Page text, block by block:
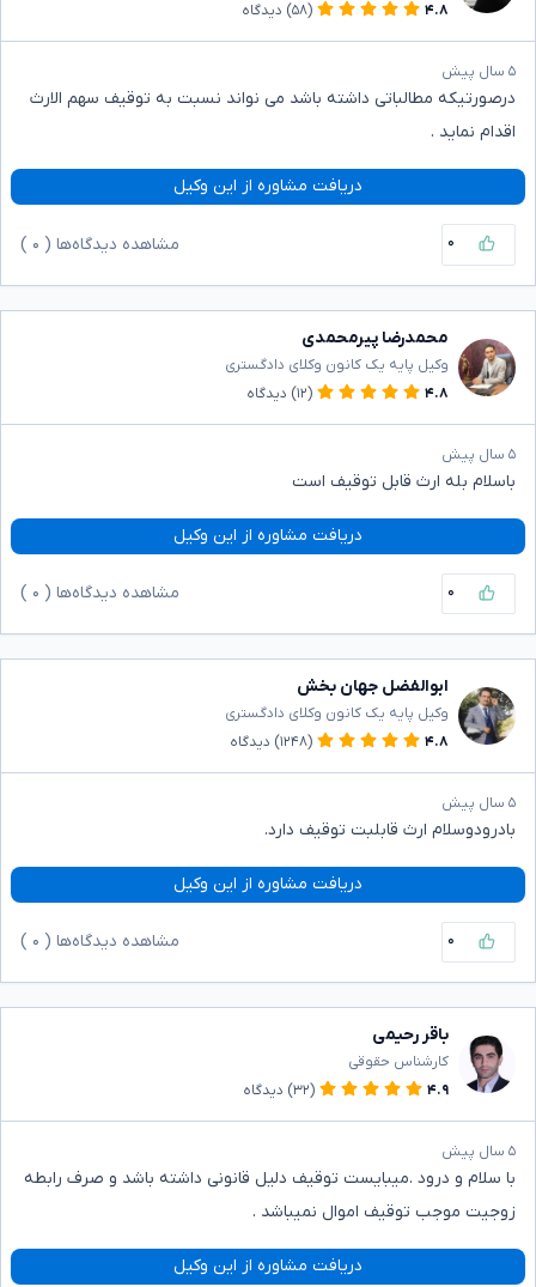
۴.۸
(۵۸) دیدگاه
۵ سال پیش
درصورتیکه مطالباتی داشته باشد می نواند نسبت به توقیف سهم الارث
اقدام نماید .
دریافت مشاوره از این وکیل
۰ مشاهده دیدگاه‌ها ( ۰
محمدرضا پیرمحمدی
وکیل پایه یک کانون وکلای دادگستری
۴.۸
(۱۲) دیدگاه
۵ سال پیش
باسلام بله ارث قابل توقیف است
دریافت مشاوره از این وکیل
۰ مشاهده دیدگاه‌ها ( ۰
ابوالفضل جهان بخش
وکیل پایه یک کانون وکلای دادگستری
۴.۸
(۱۲۴۸) دیدگاه
۵ سال پیش
بادرودوسلام ارث قابلبت توقیف دارد.
دریافت مشاوره از این وکیل
۰ مشاهده دیدگاه‌ها ( ۰
باقر رحیمی
کارشناس حقوقی
۴.۹
(۳۲) دیدگاه
۵ سال پیش
با سلام و درود .میبایست توقیف دلیل قانونی داشته باشد و صرف رابطه
زوجیت موجب توقیف اموال نمیباشد .
دریافت مشاوره از این وکیل